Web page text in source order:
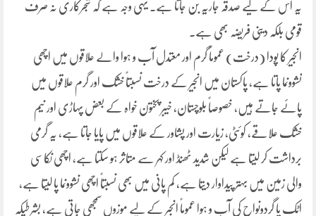
یہ اس کے لیے صدقہ جاریہ بن جاتا ہے۔ یہی وجہ ہے کہ شجرکاری نہ صرف
قومی بلکہ دینی فریضہ بھی ہے۔
انجیر کا پودا (درخت) عموماً گرم اور معتدل آب و ہوا والے علاقوں میں اچھی
نشوونما پاتا ہے، پاکستان میں انجیر کے درخت نسبتاً خشک اور گرم علاقوں میں
پائے جاتے ہیں، خصوصاً بلوچستان، خیبر پختون خواہ کے بعض پہاڑی اور نیم
خشک علاقے، کوئٹی، زیارت اور پشاور کے علاقوں میں پایا جاتا ہے، یہ گرمی
برداشت کر لیتا ہے لیکن شدید ٹھنڈ اور کہر سے متاثر ہو سکتا ہے، اچھی نکاسی
والی زمین میں بہتر پیداوار دیتا ہے، کم پانی میں بھی نسبتاً اچھی نشوونما پا لیتا ہے،
اٹک یا گردونواح کی آب و ہوا عموماً انجیر کے لیے موزوں سمجھی جاتی ہے، بشرطیکہ